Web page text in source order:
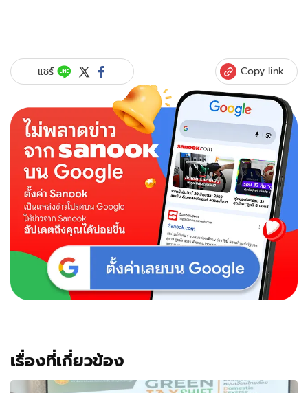
แชร์ Copy link
เรื่องที่เกี่ยวข้อง